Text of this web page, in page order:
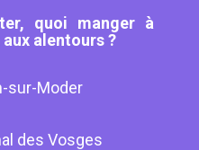
quoi manger à
alentours ?
sur-Moder
des Vosges